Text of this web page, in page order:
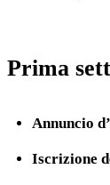
Prima
Annuncio
Iscrizione